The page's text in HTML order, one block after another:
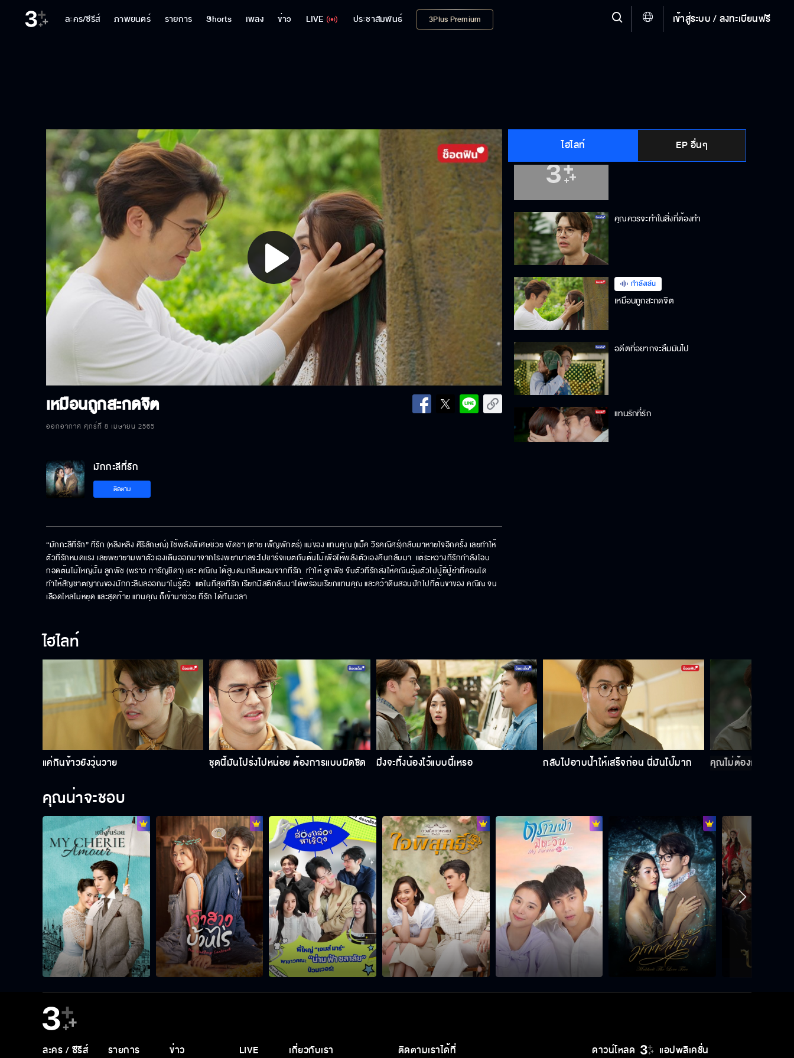
ละคร/ซีรีส์ ภาพยนตร์ รายการ Shorts เพลง ข่าว LIVE ประชาสัมพันธ์ 3Plus Premium เข้าสู่ระบบ / ลงทะเบียนฟรี
Play
Video
เหมือนถูกสะกดจิต
ออกอากาศ ศุกร์ที่ 8 เมษายน 2565
ไฮไลท์ EP อื่นๆ
ทุกอย่างมีขอบเขตของเวลาและวันหมด
แม่ยกโทษให้ลูกคนนี้ได้มั้ยครับ
คุณควรจะทำในสิ่งที่ต้องทำ
กำลังเล่น
เหมือนถูกสะกดจิต
อดีตที่อยากจะลืมมันไป
แทนรักที่รัก
ต้นไม้ครับขอชีวิต ให้กับที่รักของผม
ด้วย
สัญญาว่าที่รักจะไม่เข้าใกล้ผู้ชายคน
ไหนอีก
แทนเศร้า แทนร้องไห้
แทนเจ็บตีน ไปดูตีนแทน
มักกะลีที่รัก
ติดตาม
“มักกะลีที่รัก” ที่รัก (หลิงหลิง ศิริลักษณ์) ใช้พลังพิเศษช่วย พัดชา (ต่าย เพ็ญพักตร์) แม่ของ แทนคุณ (แม็ค วีรคณิศร์)กลับมาหายใจอีกครั้ง เลยทำให้
ตัวที่รักหมดแรง เลยพยายามพาตัวเองเดินออกมาจากโรงพยาบาลจะไปชาร์จแบตกับต้นไม้เพื่อให้พลังตัวเองคืนกลับมา  แต่ระหว่างที่รักกำลังโอบ
กอดต้นไม้ใหญ่นั้น ลูกพีช (พราว การัญชิดา) และ คณิณ ได้สูบดมกลิ่นหอมจากที่รัก  ทำให้ ลูกพีช จับตัวที่รักส่งให้คณินอุ้มตัวไปปู้ยี่ปู้ยำที่คอนโด
ทำให้สัญชาตญาณของมักกะลีผลออกมาไม่รู้ตัว  แต่ในที่สุดที่รัก เรียกมีสติกลับมาได้พร้อมเรียกแทนคุณ และคว้าดินสอนปักไปที่ต้นขาของ คณิณ จน
เลือดไหลไม่หยุด และสุดท้าย แทนคุณ ก็เข้ามาช่วย ที่รัก ได้ทันเวลา
ไฮไลท์
แค่กินข้าวยังวุ่นวาย ชุดนี้มันโปร่งไปหน่อย ต้องการแบบมิดชิด มึงจะทิ้งน้องไว้แบบนี้เหรอ กลับไปอาบน้ำให้เสร็จก่อน นี่มันโป๊มาก คุณไม่ต้องกลัวนะ ผ
คุณน่าจะชอบ
ดาวน์โหลด แอปพลิเคชั่น
ละคร / ซีรีส์ รายการ ข่าว LIVE เกี่ยวกับเรา ติดตามเราได้ที่